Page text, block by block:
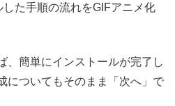
た手順の流れをGIFアニメ化
、簡単にインストールが完了し
についてもそのまま「次へ」で